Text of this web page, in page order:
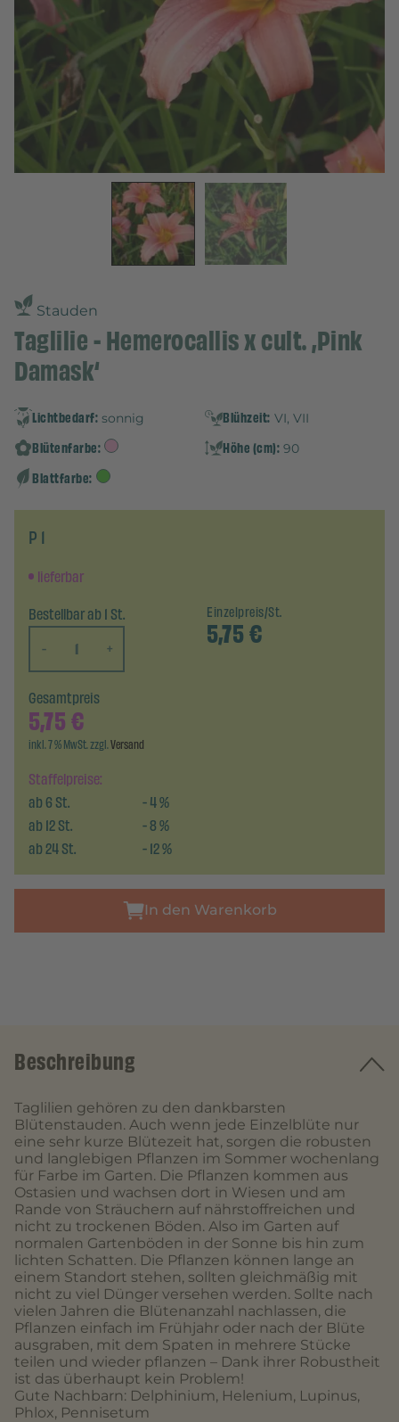
Stauden
Taglilie - Hemerocallis x cult. ‚Pink
Damask‘
Lichtbedarf: sonnig Blühzeit: VI, VII
Blütenfarbe: Höhe (cm): 90
Blattfarbe:
P 1
lieferbar
Bestellbar ab 1 St.
-
+
Einzelpreis/St.
5,75€
Staffelpreise:
ab6St. -4%
ab12St. -8%
ab24St. -12%
Gesamtpreis
5,75€
inkl. 7 % MwSt. zzgl.Versand
In den Warenkorb
Beschreibung
Taglilien gehören zu den dankbarsten
Blütenstauden. Auch wenn jede Einzelblüte nur
eine sehr kurze Blütezeit hat, sorgen die robusten
und langlebigen Pflanzen im Sommer wochenlang
für Farbe im Garten. Die Pflanzen kommen aus
Ostasien und wachsen dort in Wiesen und am
Rande von Sträuchern auf nährstoffreichen und
nicht zu trockenen Böden. Also im Garten auf
normalen Gartenböden in der Sonne bis hin zum
lichten Schatten. Die Pflanzen können lange an
einem Standort stehen, sollten gleichmäßig mit
nicht zu viel Dünger versehen werden. Sollte nach
vielen Jahren die Blütenanzahl nachlassen, die
Pflanzen einfach im Frühjahr oder nach der Blüte
ausgraben, mit dem Spaten in mehrere Stücke
teilen und wieder pflanzen – Dank ihrer Robustheit
ist das überhaupt kein Problem!
Gute Nachbarn: Delphinium, Helenium, Lupinus,
Phlox, Pennisetum